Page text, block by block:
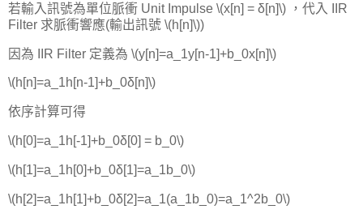
若輸入訊號為單位脈衝 Unit Impulse \(x[n] = δ[n]\) ，代入 IIR
Filter 求脈衝響應(輸出訊號 \(h[n]\))
因為 IIR Filter 定義為 \(y[n]=a_1y[n-1]+b_0x[n]\)
\(h[n]=a_1h[n-1]+b_0δ[n]\)
依序計算可得
\(h[0]=a_1h[-1]+b_0δ[0] = b_0\)
\(h[1]=a_1h[0]+b_0δ[1]=a_1b_0\)
\(h[2]=a_1h[1]+b_0δ[2]=a_1(a_1b_0)=a_1^2b_0\)